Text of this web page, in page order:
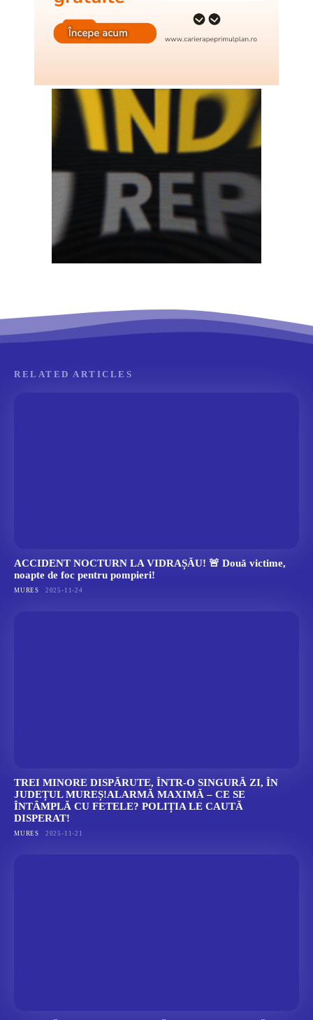
RELATED ARTICLES
ACCIDENT NOCTURN LA VIDRAȘĂU! 🚨 Două victime,
noapte de foc pentru pompieri!
MURES 2025-11-24
TREI MINORE DISPĂRUTE, ÎNTR-O SINGURĂ ZI, ÎN
JUDEȚUL MUREȘ!ALARMĂ MAXIMĂ – CE SE
ÎNTÂMPLĂ CU FETELE? POLIȚIA LE CAUTĂ
DISPERAT!
MURES 2025-11-21